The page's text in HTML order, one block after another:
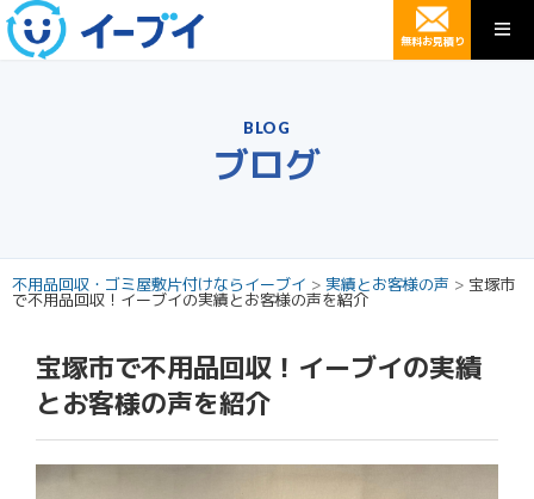
無料お見積り
BLOG
ブログ
不用品回収・ゴミ屋敷片付けならイーブイ > 実績とお客様の声 > 宝塚市
で不用品回収！イーブイの実績とお客様の声を紹介
宝塚市で不用品回収！イーブイの実績
とお客様の声を紹介